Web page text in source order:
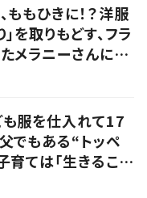
ももひきに！？洋服
を取りもどす、フラ
メラニーさんに学
服を仕入れて17
もある“トッペ
育ては「生きること